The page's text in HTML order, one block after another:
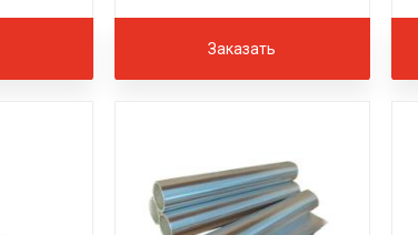
Заказать